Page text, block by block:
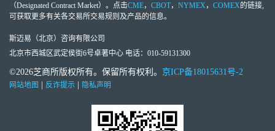
（Designated Contract Market）。点击CME， CBOT， NYMEX ， COMEX的链接,
可获取更多有关各交易所交易规则及产品的信息。
斯迈易（北京）咨询有限公司
北京市西城区武定侯街6号卓著中心 电话：010-59131300
©2026芝商所版权所有。保留所有权利。 京ICP备18015631号-2
网站地图 | 反诈提示 | 隐私声明